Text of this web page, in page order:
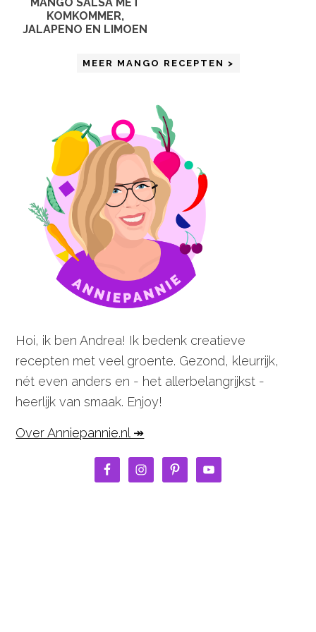
MANGO SALSA MET
KOMKOMMER,
JALAPENO EN LIMOEN
MEER MANGO RECEPTEN >
Hoi, ik ben Andrea! Ik bedenk creatieve
recepten met veel groente. Gezond, kleurrijk,
nét even anders en - het allerbelangrijkst -
heerlijk van smaak. Enjoy!
Over Anniepannie.nl ↠